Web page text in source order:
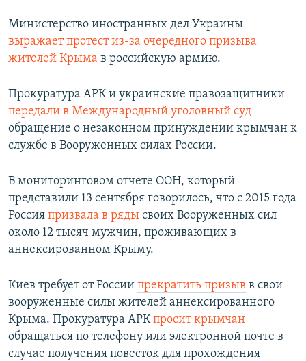
Министерство иностранных дел Украины
выражает протест из-за очередного призыва
жителей Крыма в российскую армию.
Прокуратура АРК и украинские правозащитники
передали в Международный уголовный суд
обращение о незаконном принуждении крымчан к
службе в Вооруженных силах России.
В мониторинговом отчете ООН, который
представили 13 сентября говорилось, что с 2015 года
Россия призвала в ряды своих Вооруженных сил
около 12 тысяч мужчин, проживающих в
аннексированном Крыму.
Киев требует от России прекратить призыв в свои
вооруженные силы жителей аннексированного
Крыма. Прокуратура АРКпросит крымчан
обращаться по телефону или электронной почте в
случае получения повесток для прохождения